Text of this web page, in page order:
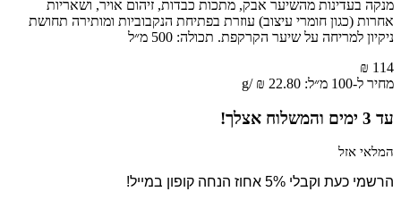
מנקה בעדינות מהשיער אבק, מתכות כבדות, זיהום אויר, ושאריות
אחרות (כגון חומרי עיצוב) עוזרת בפתיחת הנקבוביות ומותירה תחושת
ניקיון למריחה על שיער הקרקפת. תכולה: 500 מ״ל
₪ 114
מחיר ל-100 מ״ל:
₪ 22.80
/
g
עד 3 ימים והמשלוח אצלך!
המלאי אזל
הרשמי כעת וקבלי 5% אחוז הנחה קופון במייל!